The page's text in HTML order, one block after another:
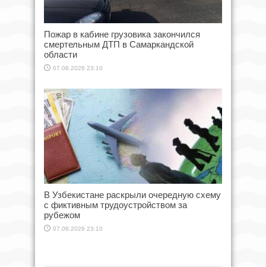
Пожар в кабине грузовика закончился
смертельным ДТП в Самаркандской
области
07.08.2026 23:10
В Узбекистане раскрыли очередную схему
с фиктивным трудоустройством за
рубежом
07.08.2026 23:10